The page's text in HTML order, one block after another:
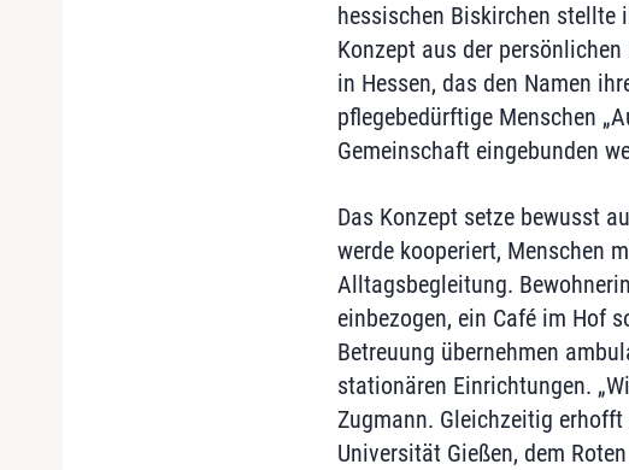
hessischen Biskirchen stellte
Konzept aus der
in Hessen, das den Namen
pflegebedürftige Menschen
Gemeinschaft eingebunden
Das Konzept setze bewusst
werde kooperiert, Menschen
Alltagsbegleitung.
einbezogen, ein Café im Hof
Betreuung übernehmen
stationären Einrichtungen.
Zugmann. Gleichzeitig
Universität Gießen, dem